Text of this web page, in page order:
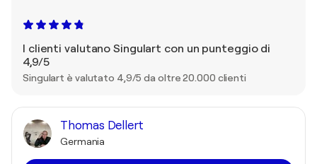
I clienti valutano Singulart con un punteggio di
4,9/5
Singulart è valutato 4,9/5 da oltre 20.000 clienti
Thomas Dellert
Germania